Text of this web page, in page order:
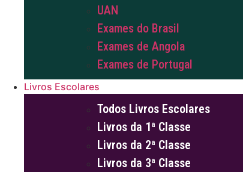
UAN
Exames do Brasil
Exames de Angola
Exames de Portugal
Livros Escolares
Todos Livros Escolares
Livros da 1ª Classe
Livros da 2ª Classe
Livros da 3ª Classe